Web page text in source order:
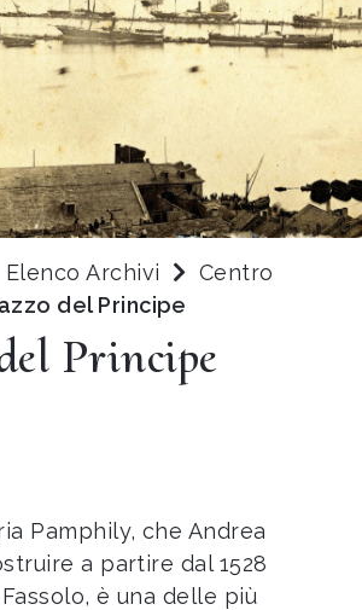
Elenco Archivi
Centro
del Principe
Principe
Pamphily, che Andrea
a partire dal 1528
è una delle più